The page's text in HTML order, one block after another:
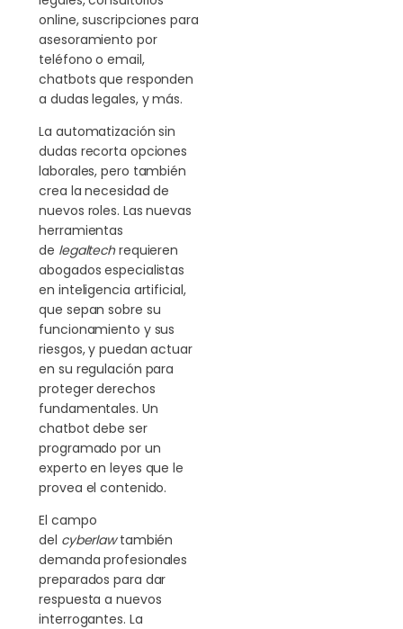
online, suscripciones para
asesoramiento por
teléfono o email,
chatbots que responden
a dudas legales, y más.
La automatización sin
dudas recorta opciones
laborales, pero también
crea la necesidad de
nuevos roles. Las nuevas
herramientas
de legaltechrequieren
abogados especialistas
en inteligencia artificial,
que sepan sobre su
funcionamiento y sus
riesgos, y puedan actuar
en su regulación para
proteger derechos
fundamentales. Un
chatbot debe ser
programado por un
experto en leyes que le
provea el contenido.
El campo
del cyberlawtambién
demanda profesionales
preparados para dar
respuesta a nuevos
interrogantes. La